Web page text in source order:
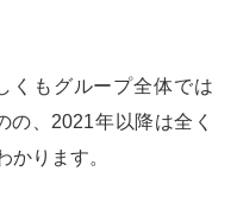
くもグループ全体では
の、2021年以降は全く
かります。